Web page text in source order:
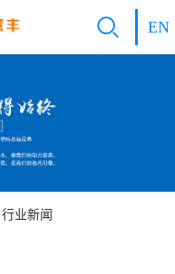
EN
行业新闻